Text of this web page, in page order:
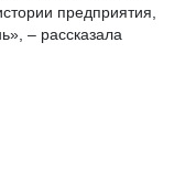
предприятия,
– рассказала